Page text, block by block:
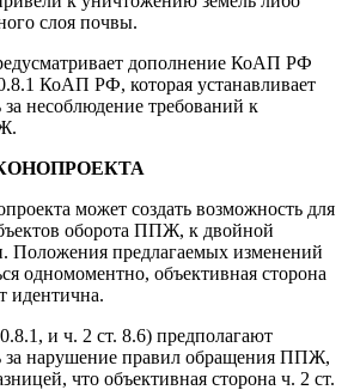
слоя почвы.
дополнение КоАП РФ
КоАП РФ, которая устанавливает
за несоблюдение требований к
может создать возможность для
оборота ППЖ, к двойной
Положения предлагаемых изменений
одномоментно, объективная сторона
идентична.
и ч. 2 ст. 8.6) предполагают
за нарушение правил обращения ППЖ,
что объективная сторона ч. 2 ст.